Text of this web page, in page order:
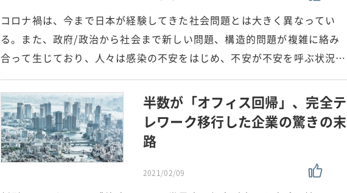
コロナ禍は、今まで日本が経験してきた社会問題とは大きく異なってい
る。また、政府/政治から社会まで新しい問題、構造的問題が複雑に絡み
合って生じており、人々は感染の不安をはじめ、不安が不安を呼ぶ状況…
半数が「オフィス回帰」、完全テ
レワーク移行した企業の驚きの末
路
2021/02/09